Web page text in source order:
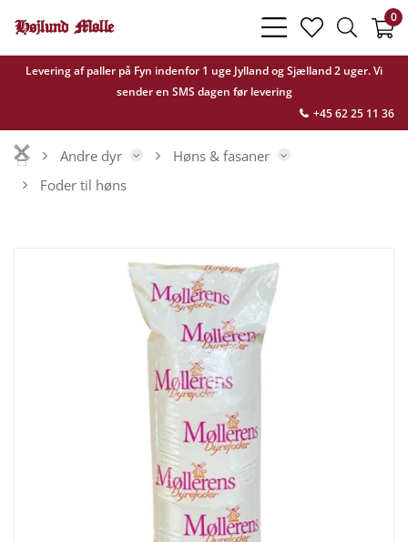
Levering af paller på Fyn indenfor 1 uge Jylland og Sjælland 2 uger. Vi
sender en SMS dagen før levering
+45 62 25 11 36
bars
light
heart
light
search
light
0
Andre dyr
Høns & fasaner
Foder til høns